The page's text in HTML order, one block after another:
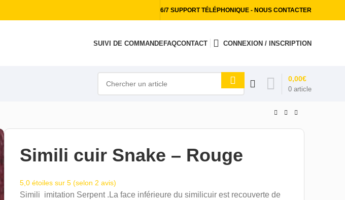
6/7 SUPPORT TÉLÉPHONIQUE - NOUS CONTACTER
SUIVI DE COMMANDEFAQCONTACT CONNEXION / INSCRIPTION
0 article
0,00€
Simili cuir Snake – Rouge
5,0 étoiles sur 5 (selon 2 avis)
Simili imitation Serpent .La face inférieure du similicuir est recouverte de